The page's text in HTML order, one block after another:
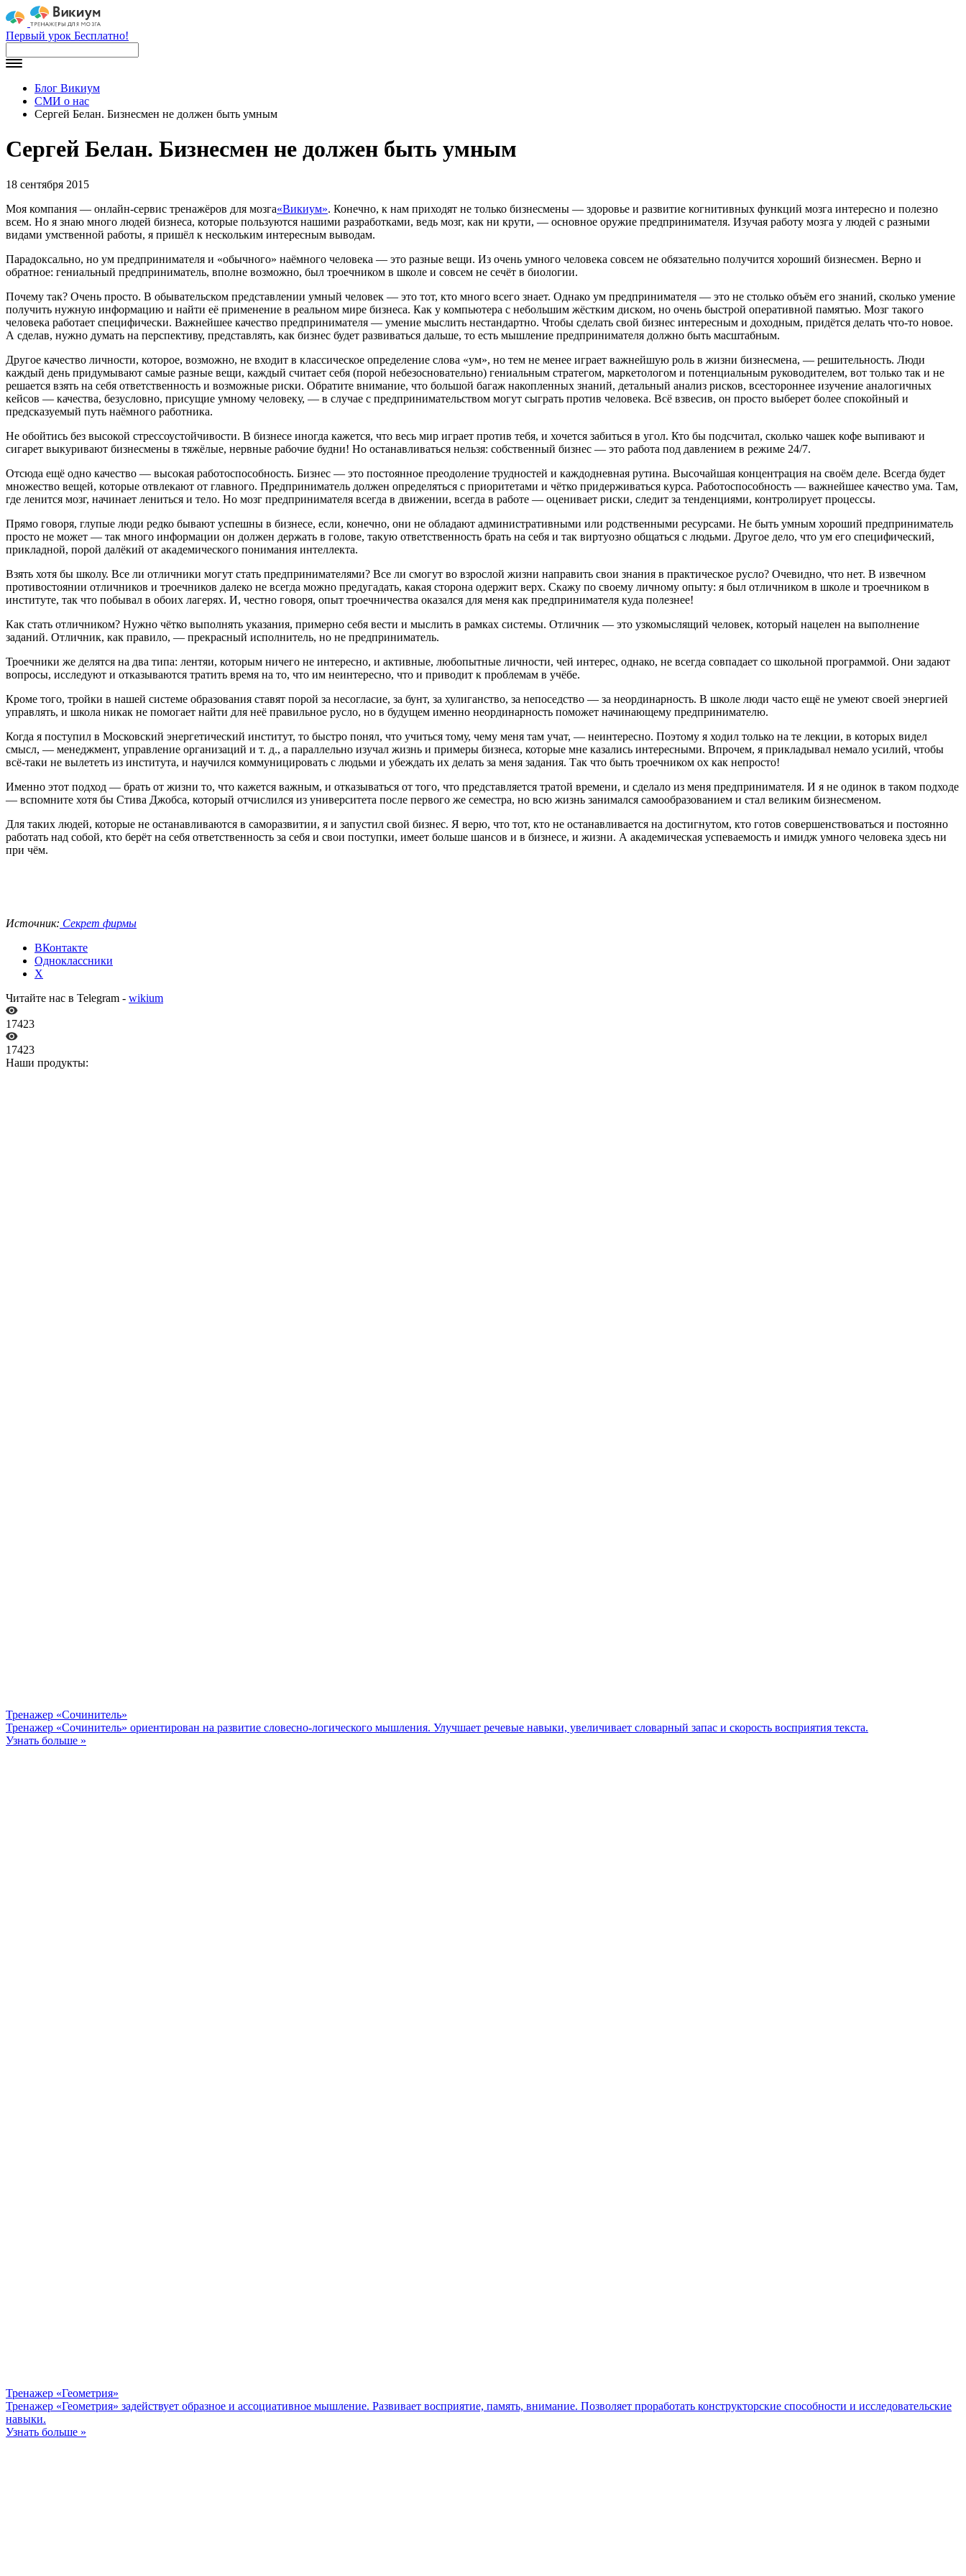
Первый урок Бесплатно!
Блог Викиум
СМИ о нас
Сергей Белан. Бизнесмен не должен быть умным
Сергей Белан. Бизнесмен не должен быть умным
18 сентября 2015
Моя компания — онлайн-сервис тренажёров для мозга«Викиум». Конечно, к нам приходят не только бизнесмены — здоровье и развитие когнитивных функций мозга интересно и полезно
всем. Но я знаю много людей бизнеса, которые пользуются нашими разработками, ведь мозг, как ни крути, — основное оружие предпринимателя. Изучая работу мозга у людей с разными
видами умственной работы, я пришёл к нескольким интересным выводам.
Парадоксально, но ум предпринимателя и «обычного» наёмного человека — это разные вещи. Из очень умного человека совсем не обязательно получится хороший бизнесмен. Верно и
обратное: гениальный предприниматель, вполне возможно, был троечником в школе и совсем не сечёт в биологии.
Почему так? Очень просто. В обывательском представлении умный человек — это тот, кто много всего знает. Однако ум предпринимателя — это не столько объём его знаний, сколько умение
получить нужную информацию и найти её применение в реальном мире бизнеса. Как у компьютера с небольшим жёстким диском, но очень быстрой оперативной памятью. Мозг такого
человека работает специфически. Важнейшее качество предпринимателя — умение мыслить нестандартно. Чтобы сделать свой бизнес интересным и доходным, придётся делать что-то новое.
А сделав, нужно думать на перспективу, представлять, как бизнес будет развиваться дальше, то есть мышление предпринимателя должно быть масштабным.
Другое качество личности, которое, возможно, не входит в классическое определение слова «ум», но тем не менее играет важнейшую роль в жизни бизнесмена, — решительность. Люди
каждый день придумывают самые разные вещи, каждый считает себя (порой небезосновательно) гениальным стратегом, маркетологом и потенциальным руководителем, вот только так и не
решается взять на себя ответственность и возможные риски. Обратите внимание, что большой багаж накопленных знаний, детальный анализ рисков, всестороннее изучение аналогичных
кейсов — качества, безусловно, присущие умному человеку, — в случае с предпринимательством могут сыграть против человека. Всё взвесив, он просто выберет более спокойный и
предсказуемый путь наёмного работника.
Не обойтись без высокой стрессоустойчивости. В бизнесе иногда кажется, что весь мир играет против тебя, и хочется забиться в угол. Кто бы подсчитал, сколько чашек кофе выпивают и
сигарет выкуривают бизнесмены в тяжёлые, нервные рабочие будни! Но останавливаться нельзя: собственный бизнес — это работа под давлением в режиме 24/7.
Отсюда ещё одно качество — высокая работоспособность. Бизнес — это постоянное преодоление трудностей и каждодневная рутина. Высочайшая концентрация на своём деле. Всегда будет
множество вещей, которые отвлекают от главного. Предприниматель должен определяться с приоритетами и чётко придерживаться курса. Работоспособность — важнейшее качество ума. Там,
где ленится мозг, начинает лениться и тело. Но мозг предпринимателя всегда в движении, всегда в работе — оценивает риски, следит за тенденциями, контролирует процессы.
Прямо говоря, глупые люди редко бывают успешны в бизнесе, если, конечно, они не обладают административными или родственными ресурсами. Не быть умным хороший предприниматель
просто не может — так много информации он должен держать в голове, такую ответственность брать на себя и так виртуозно общаться с людьми. Другое дело, что ум его специфический,
прикладной, порой далёкий от академического понимания интеллекта.
Взять хотя бы школу. Все ли отличники могут стать предпринимателями? Все ли смогут во взрослой жизни направить свои знания в практическое русло? Очевидно, что нет. В извечном
противостоянии отличников и троечников далеко не всегда можно предугадать, какая сторона одержит верх. Скажу по своему личному опыту: я был отличником в школе и троечником в
институте, так что побывал в обоих лагерях. И, честно говоря, опыт троечничества оказался для меня как предпринимателя куда полезнее!
Как стать отличником? Нужно чётко выполнять указания, примерно себя вести и мыслить в рамках системы. Отличник — это узкомыслящий человек, который нацелен на выполнение
заданий. Отличник, как правило, — прекрасный исполнитель, но не предприниматель.
Троечники же делятся на два типа: лентяи, которым ничего не интересно, и активные, любопытные личности, чей интерес, однако, не всегда совпадает со школьной программой. Они задают
вопросы, исследуют и отказываются тратить время на то, что им неинтересно, что и приводит к проблемам в учёбе.
Кроме того, тройки в нашей системе образования ставят порой за несогласие, за бунт, за хулиганство, за непоседство — за неординарность. В школе люди часто ещё не умеют своей энергией
управлять, и школа никак не помогает найти для неё правильное русло, но в будущем именно неординарность поможет начинающему предпринимателю.
Когда я поступил в Московский энергетический институт, то быстро понял, что учиться тому, чему меня там учат, — неинтересно. Поэтому я ходил только на те лекции, в которых видел
смысл, — менеджмент, управление организаций и т. д., а параллельно изучал жизнь и примеры бизнеса, которые мне казались интересными. Впрочем, я прикладывал немало усилий, чтобы
всё-таки не вылететь из института, и научился коммуницировать с людьми и убеждать их делать за меня задания. Так что быть троечником ох как непросто!
Именно этот подход — брать от жизни то, что кажется важным, и отказываться от того, что представляется тратой времени, и сделало из меня предпринимателя. И я не одинок в таком подходе
— вспомните хотя бы Стива Джобса, который отчислился из университета после первого же семестра, но всю жизнь занимался самообразованием и стал великим бизнесменом.
Для таких людей, которые не останавливаются в саморазвитии, я и запустил свой бизнес. Я верю, что тот, кто не останавливается на достигнутом, кто готов совершенствоваться и постоянно
работать над собой, кто берёт на себя ответственность за себя и свои поступки, имеет больше шансов и в бизнесе, и жизни. А академическая успеваемость и имидж умного человека здесь ни
при чём.
Источник: Секрет фирмы
ВКонтакте
Одноклассники
X
Читайте нас в Telegram - wikium
17423
17423
Наши продукты:
Тренажер «Сочинитель»
Тренажер «Сочинитель» ориентирован на развитие словесно-логического мышления. Улучшает речевые навыки, увеличивает словарный запас и скорость восприятия текста.
Узнать больше »
Тренажер «Геометрия»
Тренажер «Геометрия» задействует образное и ассоциативное мышление. Развивает восприятие, память, внимание. Позволяет проработать конструкторские способности и исследовательские
навыки.
Узнать больше »